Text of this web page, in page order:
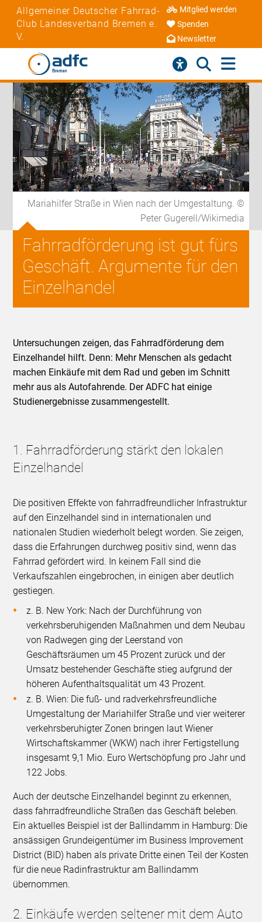
Allgemeiner Deutscher Fahrrad-
Club Landesverband Bremen e.
V.
Mitglied werden
Spenden
Newsletter
Mariahilfer Straße in Wien nach der Umgestaltung. ©
Peter Gugerell/Wikimedia
Fahrradförderung ist gut fürs
Geschäft. Argumente für den
Einzelhandel
Untersuchungen zeigen, das Fahrradförderung dem
Einzelhandel hilft. Denn: Mehr Menschen als gedacht
machen Einkäufe mit dem Rad und geben im Schnitt
mehr aus als Autofahrende. Der ADFC hat einige
Studienergebnisse zusammengestellt.
1. Fahrradförderung stärkt den lokalen
Einzelhandel
Die positiven Effekte von fahrradfreundlicher Infrastruktur
auf den Einzelhandel sind in internationalen und
nationalen Studien wiederholt belegt worden. Sie zeigen,
dass die Erfahrungen durchweg positiv sind, wenn das
Fahrrad gefördert wird. In keinem Fall sind die
Verkaufszahlen eingebrochen, in einigen aber deutlich
gestiegen.
z. B. New York: Nach der Durchführung von
verkehrsberuhigenden Maßnahmen und dem Neubau
von Radwegen ging der Leerstand von
Geschäftsräumen um 45 Prozent zurück und der
Umsatz bestehender Geschäfte stieg aufgrund der
höheren Aufenthaltsqualität um 43 Prozent.
z. B. Wien: Die fuß- und radverkehrsfreundliche
Umgestaltung der Mariahilfer Straße und vier weiterer
verkehrsberuhigter Zonen bringen laut Wiener
Wirtschaftskammer (WKW) nach ihrer Fertigstellung
insgesamt 9,1 Mio. Euro Wertschöpfung pro Jahr und
122 Jobs.
Auch der deutsche Einzelhandel beginnt zu erkennen,
dass fahrradfreundliche Straßen das Geschäft beleben.
Ein aktuelles Beispiel ist der Ballindamm in Hamburg: Die
ansässigen Grundeigentümer im Business Improvement
District (BID) haben als private Dritte einen Teil der Kosten
für die neue Radinfrastruktur am Ballindamm
übernommen.
2. Einkäufe werden seltener mit dem Auto